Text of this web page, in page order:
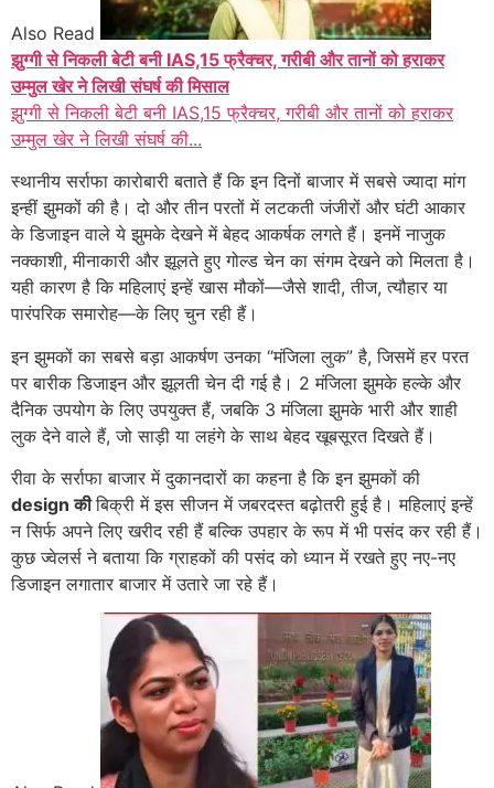
Also Read
झुग्गी से निकली बेटी बनी IAS,15 फ्रैक्चर, गरीबी और तानों को हराकर
उम्मुल खेर ने लिखी संघर्ष की मिसाल
झुग्गी से निकली बेटी बनी IAS,15 फ्रैक्चर, गरीबी और तानों को हराकर
उम्मुल खेर ने लिखी संघर्ष की...
स्थानीय सर्राफा कारोबारी बताते हैं कि इन दिनों बाजार में सबसे ज्यादा मांग
इन्हीं झुमकों की है। दो और तीन परतों में लटकती जंजीरों और घंटी आकार
के डिजाइन वाले ये झुमके देखने में बेहद आकर्षक लगते हैं। इनमें नाजुक
नक्काशी, मीनाकारी और झूलते हुए गोल्ड चेन का संगम देखने को मिलता है।
यही कारण है कि महिलाएं इन्हें खास मौकों—जैसे शादी, तीज, त्यौहार या
पारंपरिक समारोह—के लिए चुन रही हैं।
इन झुमकों का सबसे बड़ा आकर्षण उनका “मंजिला लुक” है, जिसमें हर परत
पर बारीक डिजाइन और झूलती चेन दी गई है। 2 मंजिला झुमके हल्के और
दैनिक उपयोग के लिए उपयुक्त हैं, जबकि 3 मंजिला झुमके भारी और शाही
लुक देने वाले हैं, जो साड़ी या लहंगे के साथ बेहद खूबसूरत दिखते हैं।
रीवा के सर्राफा बाजार में दुकानदारों का कहना है कि इन झुमकों की
design कीबिक्री में इस सीजन में जबरदस्त बढ़ोतरी हुई है। महिलाएं इन्हें
न सिर्फ अपने लिए खरीद रही हैं बल्कि उपहार के रूप में भी पसंद कर रही हैं।
कुछ ज्वेलर्स ने बताया कि ग्राहकों की पसंद को ध्यान में रखते हुए नए-नए
डिजाइन लगातार बाजार में उतारे जा रहे हैं।